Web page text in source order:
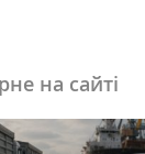
на сайті